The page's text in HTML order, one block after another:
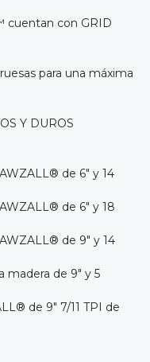
cuentan con GRID
para una máxima
Y DUROS
de 6" y 14
de 6" y 18
de 9" y 14
madera de 9" y 5
de 9" 7/11 TPI de